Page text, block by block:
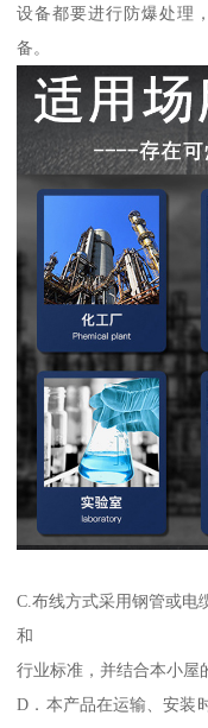
设备都要进行防爆处理
备。
C.布线方式采用钢管或电
和
行业标准，并结合本小屋
D．本产品在运输、安装